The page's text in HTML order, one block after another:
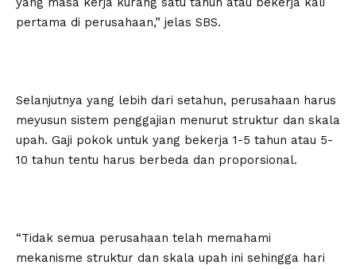
pertama di perusahaan,” jelas SBS.
Selanjutnya yang lebih dari setahun, perusahaan harus
meyusun sistem penggajian menurut struktur dan skala
upah. Gaji pokok untuk yang bekerja 1-5 tahun atau 5-
10 tahun tentu harus berbeda dan proporsional.
“Tidak semua perusahaan telah memahami
mekanisme struktur dan skala upah ini sehingga hari